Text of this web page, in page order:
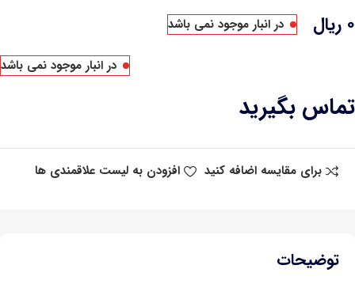
۰ ریال در انبار موجود نمی باشد
در انبار موجود نمی باشد
تماس بگیرید
برای مقایسه اضافه کنید افزودن به لیست علاقمندی ها
توضیحات